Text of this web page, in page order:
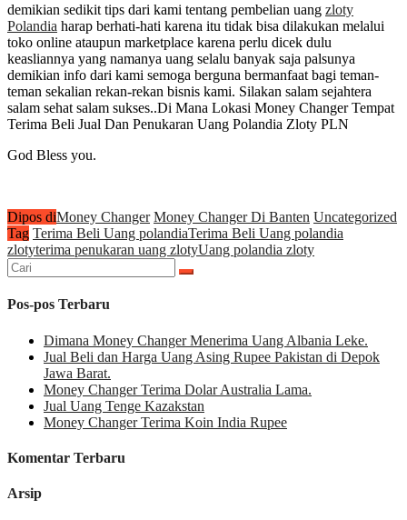
demikian sedikit tips dari kami tentang pembelian uang zloty
Polandia harap berhati-hati karena itu tidak bisa dilakukan melalui
toko online ataupun marketplace karena perlu dicek dulu
keasliannya yang namanya uang selalu banyak saja palsunya
demikian info dari kami semoga berguna bermanfaat bagi teman-
teman sekalian rekan-rekan bisnis kami. Silakan salam sejahtera
salam sehat salam sukses..Di Mana Lokasi Money Changer Tempat
Terima Beli Jual Dan Penukaran Uang Polandia Zloty PLN
God Bless you.
Dipos diMoney Changer Money Changer Di Banten Uncategorized
Tag Terima Beli Uang polandiaTerima Beli Uang polandia
zlotyterima penukaran uang zlotyUang polandia zloty
Cari
untuk:
Pos-pos Terbaru
Dimana Money Changer Menerima Uang Albania Leke.
Jual Beli dan Harga Uang Asing Rupee Pakistan di Depok
Jawa Barat.
Money Changer Terima Dolar Australia Lama.
Jual Uang Tenge Kazakstan
Money Changer Terima Koin India Rupee
Komentar Terbaru
Arsip